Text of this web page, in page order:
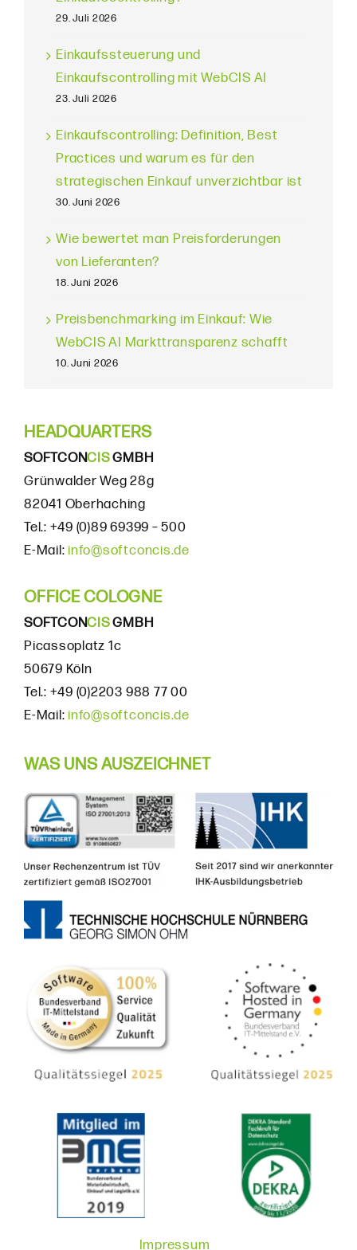
29. Juli 2026
Einkaufssteuerung und
Einkaufscontrolling mit WebCIS AI
23. Juli 2026
Einkaufscontrolling: Definition, Best
Practices und warum es für den
strategischen Einkauf unverzichtbar ist
30. Juni 2026
Wie bewertet man Preisforderungen
von Lieferanten?
18. Juni 2026
Preisbenchmarking im Einkauf: Wie
WebCIS AI Markttransparenz schafft
10. Juni 2026
HEADQUARTERS
SOFTCONCISGMBH
Grünwalder Weg 28g
82041 Oberhaching
Tel.: +49 (0)89 69399 – 500
E-Mail: info@softconcis.de
OFFICE COLOGNE
SOFTCONCISGMBH
Picassoplatz 1c
50679 Köln
Tel.: +49 (0)2203 988 77 00
E-Mail: info@softconcis.de
WAS UNS AUSZEICHNET
Impressum